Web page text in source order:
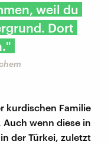
weil du
Dort
kurdischen Familie
wenn diese in
der Türkei, zuletzt